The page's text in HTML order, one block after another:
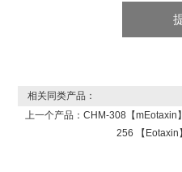
相关同类产品：
上一个产品： CHM-308【mEotaxin
256 【Eotaxin